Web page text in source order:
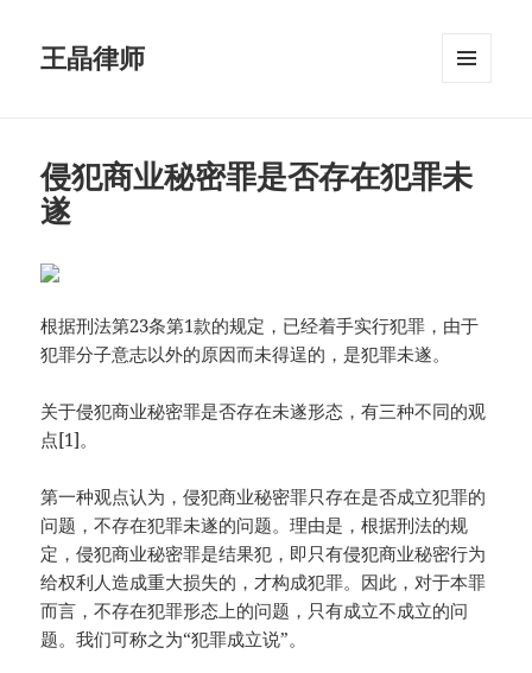
王晶律师
侵犯商业秘密罪是否存在犯罪未
遂
根据刑法第23条第1款的规定，已经着手实行犯罪，由于
犯罪分子意志以外的原因而未得逞的，是犯罪未遂。
关于侵犯商业秘密罪是否存在未遂形态，有三种不同的观
点[1]。
第一种观点认为，侵犯商业秘密罪只存在是否成立犯罪的
问题，不存在犯罪未遂的问题。理由是，根据刑法的规
定，侵犯商业秘密罪是结果犯，即只有侵犯商业秘密行为
给权利人造成重大损失的，才构成犯罪。因此，对于本罪
而言，不存在犯罪形态上的问题，只有成立不成立的问
题。我们可称之为“犯罪成立说”。